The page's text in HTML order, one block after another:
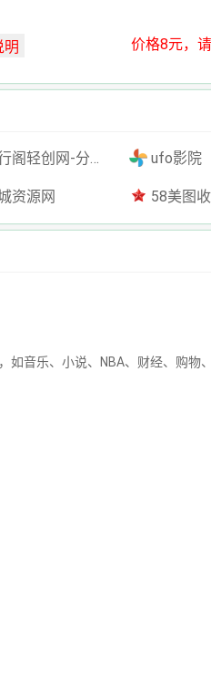
价格8元，
享网络赚钱项目-全网首发副业项目实操平台-副业创业项目网 ufo影院
资源网 58美图收录网-自动收录
音乐、小说、NBA、财经、购